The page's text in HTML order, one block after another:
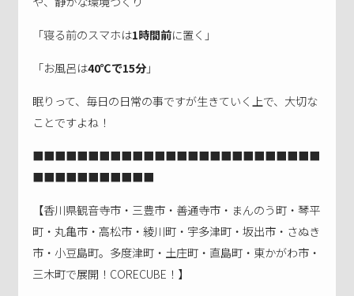
「寝る前のスマホは1時間前に置く」
「お風呂は40℃で15分」
眠りって、毎日の日常の事ですが生きていく上で、大切な
ことですよね！
■■■■■■■■■■■■■■■■■■■■■■■■■■
■■■■■■■■■■■
【香川県観音寺市・三豊市・善通寺市・まんのう町・琴平
町・丸亀市・高松市・綾川町・宇多津町・坂出市・さぬき
市・小豆島町。多度津町・土庄町・直島町・東かがわ市・
三木町で展開！CORECUBE！】